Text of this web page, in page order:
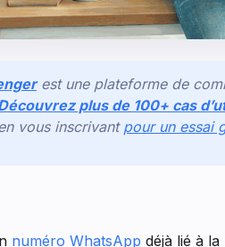
est une plateforme de
plus de 100+ cas
vous inscrivant pour un essai
numéro WhatsApp déjà lié à